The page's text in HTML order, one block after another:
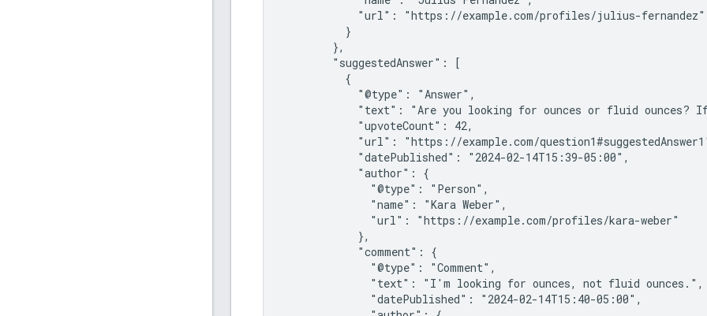
            "url": "https://example.com/profiles/julius-fernandez"
          }
        },
        "suggestedAnswer": [
          {
            "@type": "Answer",
"text": "Are you looking for ounces or fluid ounces?
            "upvoteCount": 42,
"url": "https://example.com/
            "datePublished": "2024-02-14T15:39-05:00",
            "author": {
              "@type": "Person",
              "name": "Kara Weber",
              "url": "https://example.com/profiles/kara-weber"
            },
            "comment": {
              "@type": "Comment",
              "text": "I'm looking for ounces, not fluid ounces.",
              "datePublished": "2024-02-14T15:40-05:00",